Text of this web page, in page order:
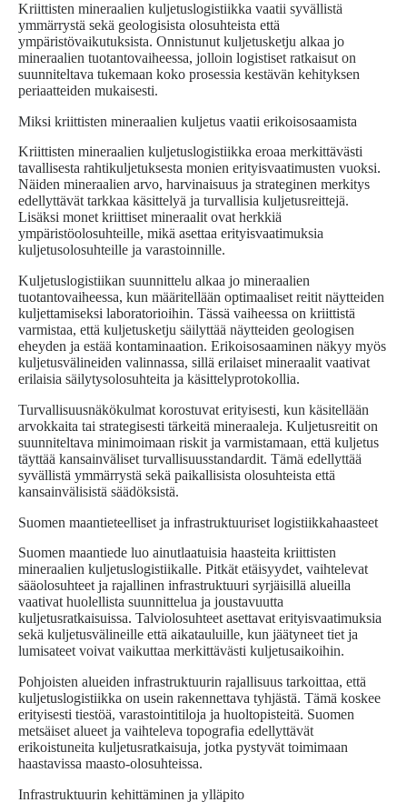
Kriittisten mineraalien kuljetuslogistiikka vaatii syvällistä
ymmärrystä sekä geologisista olosuhteista että
ympäristövaikutuksista. Onnistunut kuljetusketju alkaa jo
mineraalien tuotantovaiheessa, jolloin logistiset ratkaisut on
suunniteltava tukemaan koko prosessia kestävän kehityksen
periaatteiden mukaisesti.
Miksi kriittisten mineraalien kuljetus vaatii erikoisosaamista
Kriittisten mineraalien kuljetuslogistiikka eroaa merkittävästi
tavallisesta rahtikuljetuksesta monien erityisvaatimusten vuoksi.
Näiden mineraalien arvo, harvinaisuus ja strateginen merkitys
edellyttävät tarkkaa käsittelyä ja turvallisia kuljetusreittejä.
Lisäksi monet kriittiset mineraalit ovat herkkiä
ympäristöolosuhteille, mikä asettaa erityisvaatimuksia
kuljetusolosuhteille ja varastoinnille.
Kuljetuslogistiikan suunnittelu alkaa jo mineraalien
tuotantovaiheessa, kun määritellään optimaaliset reitit näytteiden
kuljettamiseksi laboratorioihin. Tässä vaiheessa on kriittistä
varmistaa, että kuljetusketju säilyttää näytteiden geologisen
eheyden ja estää kontaminaation. Erikoisosaaminen näkyy myös
kuljetusvälineiden valinnassa, sillä erilaiset mineraalit vaativat
erilaisia säilytysolosuhteita ja käsittelyprotokollia.
Turvallisuusnäkökulmat korostuvat erityisesti, kun käsitellään
arvokkaita tai strategisesti tärkeitä mineraaleja. Kuljetusreitit on
suunniteltava minimoimaan riskit ja varmistamaan, että kuljetus
täyttää kansainväliset turvallisuusstandardit. Tämä edellyttää
syvällistä ymmärrystä sekä paikallisista olosuhteista että
kansainvälisistä säädöksistä.
Suomen maantieteelliset ja infrastruktuuriset logistiikkahaasteet
Suomen maantiede luo ainutlaatuisia haasteita kriittisten
mineraalien kuljetuslogistiikalle. Pitkät etäisyydet, vaihtelevat
sääolosuhteet ja rajallinen infrastruktuuri syrjäisillä alueilla
vaativat huolellista suunnittelua ja joustavuutta
kuljetusratkaisuissa. Talviolosuhteet asettavat erityisvaatimuksia
sekä kuljetusvälineille että aikatauluille, kun jäätyneet tiet ja
lumisateet voivat vaikuttaa merkittävästi kuljetusaikoihin.
Pohjoisten alueiden infrastruktuurin rajallisuus tarkoittaa, että
kuljetuslogistiikka on usein rakennettava tyhjästä. Tämä koskee
erityisesti tiestöä, varastointitiloja ja huoltopisteitä. Suomen
metsäiset alueet ja vaihteleva topografia edellyttävät
erikoistuneita kuljetusratkaisuja, jotka pystyvät toimimaan
haastavissa maasto-olosuhteissa.
Infrastruktuurin kehittäminen ja ylläpito